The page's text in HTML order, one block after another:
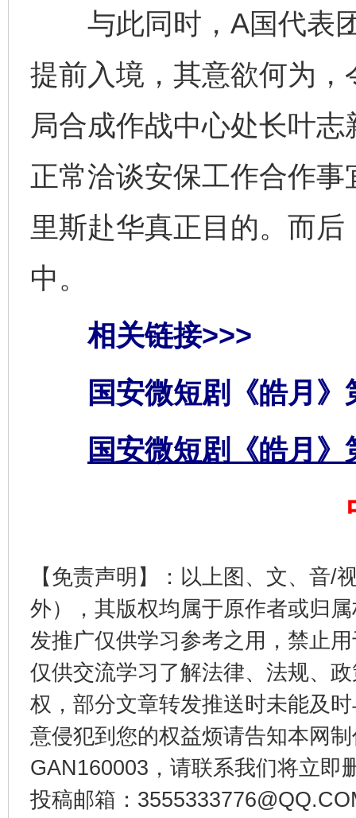
与此同时，A国代表团
提前入境，其意欲何为
局合成作战中心处长叶
正常洽谈安保工作合作
里斯赴华真正目的。而
中。
相关链接>>>
国安微短剧《皓月》
国安微短剧《皓月》
【免责声明】：以上图、文、音/
外），其版权均属于原作者或归
发推广仅供学习参考之用，禁止
仅供交流学习了解法律、法规、
权，部分文章转发推送时未能及
意侵犯到您的权益烦请告知本网
GAN160003，请联系我们将立即
投稿邮箱：
完善运行机制助力责任有效落实 一纸欠
东山县通报“牛蛙产品抗生素超标问题” 法